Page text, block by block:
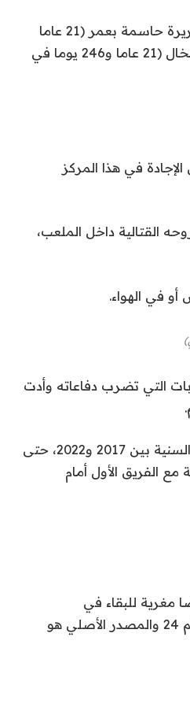
ووفقا لشبكة “أوبتا”، أصبح أسينسيو ثالث أصغر لاعب إسباني يقدم تمريرة حاسمة بعمر (21 عاما
و270 يوما)، بعد ميكل غوتيريز (19 عاما و290 يوما في عام 2021) وكاربخال (21 عاما و246 يوما في
قلب الدفاع، إذا يساعده طوله الفارع (1.87) على الإجادة في هذا المركز
القتالية داخل الملعب،
أو في الهواء.
التي تضرب دفاعاته وأدت
وانضم أسينسيو إلى أكاديمية لاكاستيا في عمر الـ13، وتدرج في الفئات السنية بين 2017 و2022، حتى
للمشاركة مع الفريق الأول أمام
مغرية للبقاء في
"البرنابيو"” تم نقله واقتباسه والتعديل عليه من قبل فريق اشراق العالم 24 والمصدر الأصلي هو